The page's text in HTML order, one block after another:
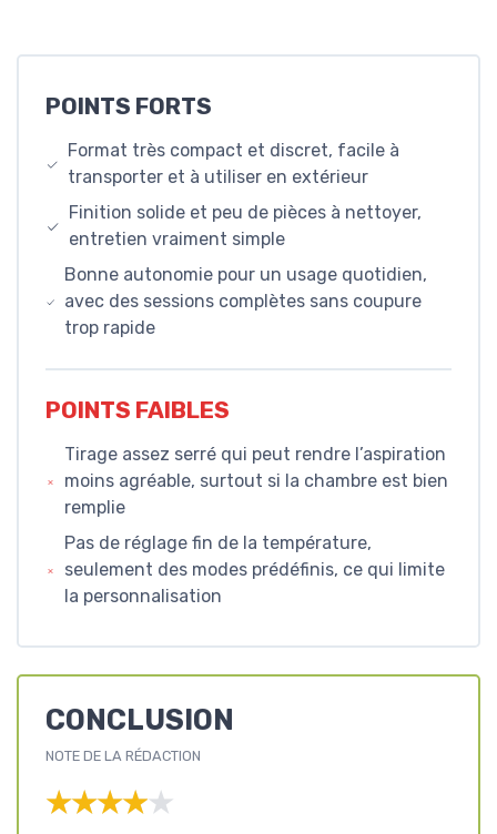
POINTS FORTS
Format très compact et discret, facile à
transporter et à utiliser en extérieur
Finition solide et peu de pièces à nettoyer,
entretien vraiment simple
Bonne autonomie pour un usage quotidien,
avec des sessions complètes sans coupure
trop rapide
POINTS FAIBLES
Tirage assez serré qui peut rendre l’aspiration
moins agréable, surtout si la chambre est bien
remplie
Pas de réglage fin de la température,
seulement des modes prédéfinis, ce qui limite
la personnalisation
CONCLUSION
NOTE DE LA RÉDACTION
★★★★★
★★★★★